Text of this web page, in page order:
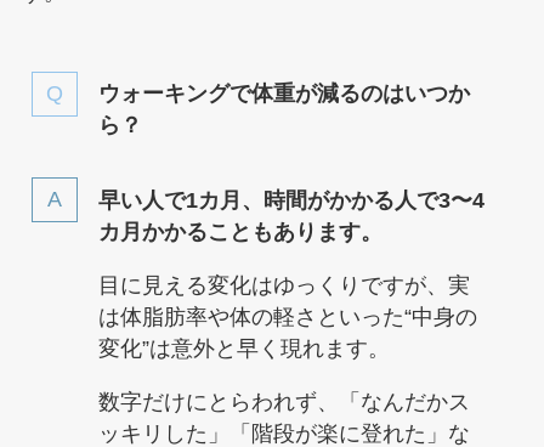
ウォーキングで体重が減るのはいつか
ら？
早い人で1カ月、時間がかかる人で3〜4
カ月かかることもあります。
目に見える変化はゆっくりですが、実
は体脂肪率や体の軽さといった“中身の
変化”は意外と早く現れます。
数字だけにとらわれず、「なんだかス
ッキリした」「階段が楽に登れた」な